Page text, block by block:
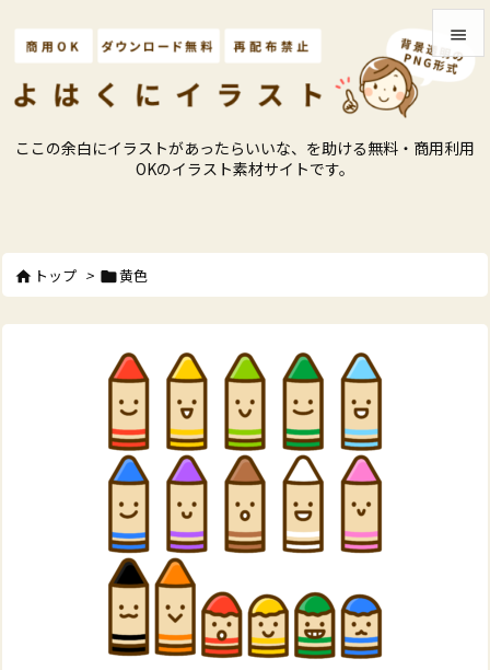
ここの余白にイラストがあったらいいな、を助ける無料・商用利用
OKのイラスト素材サイトです。




 トップ > 黄色